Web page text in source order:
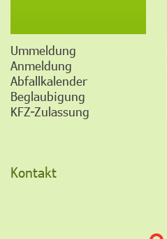
Ummeldung
Anmeldung
Abfallkalender
Beglaubigung
KFZ-Zulassung
Kontakt